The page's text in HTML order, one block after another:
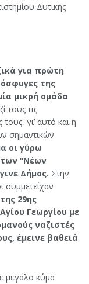
Δυτικής
για πρώτη
της
μικρή ομάδα
τους τις
γι’ αυτό και η
σημαντικών
οι γύρω
“Νέων
Δήμος. Στην
συμμετείχαν
29ης
Γεωργίου με
ναζιστές
έμεινε βαθειά
μεγάλο κύμα